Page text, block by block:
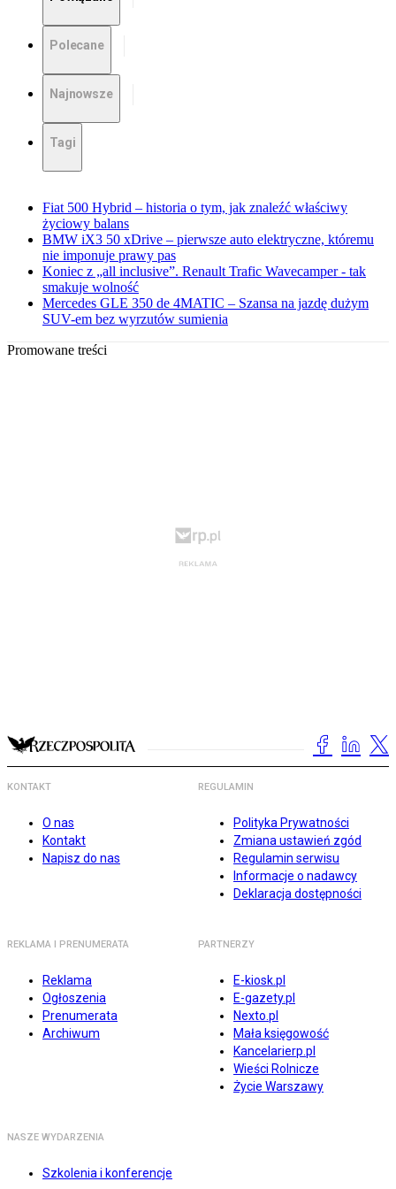
Polecane
Najnowsze
Tagi
Fiat 500 Hybrid – historia o tym, jak znaleźć właściwy
życiowy balans
BMW iX3 50 xDrive – pierwsze auto elektryczne, któremu
nie imponuje prawy pas
Koniec z „all inclusive”. Renault Trafic Wavecamper - tak
smakuje wolność
Mercedes GLE 350 de 4MATIC – Szansa na jazdę dużym
SUV-em bez wyrzutów sumienia
Promowane treści
KONTAKT
O nas
Kontakt
Napisz do nas
REGULAMIN
Polityka Prywatności
Zmiana ustawień zgód
Regulamin serwisu
Informacje o nadawcy
Deklaracja dostępności
REKLAMA I PRENUMERATA
Reklama
Ogłoszenia
Prenumerata
Archiwum
PARTNERZY
E-kiosk.pl
E-gazety.pl
Nexto.pl
Mała księgowość
Kancelarierp.pl
Wieści Rolnicze
Życie Warszawy
NASZE WYDARZENIA
Szkolenia i konferencje